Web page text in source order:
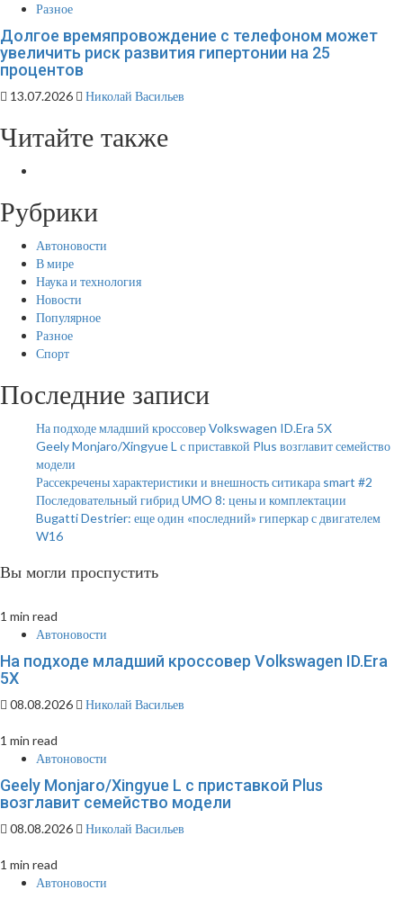
Разное
Долгое времяпровождение с телефоном может
увеличить риск развития гипертонии на 25
процентов
13.07.2026 Николай Васильев
Читайте также
Рубрики
Автоновости
В мире
Наука и технология
Новости
Популярное
Разное
Спорт
Последние записи
На подходе младший кроссовер Volkswagen ID.Era 5X
Geely Monjaro/Xingyue L с приставкой Plus возглавит семейство
модели
Рассекречены характеристики и внешность ситикара smart #2
Последовательный гибрид UMO 8: цены и комплектации
Bugatti Destrier: еще один «последний» гиперкар с двигателем
W16
Вы могли проспустить
1 min read
Автоновости
На подходе младший кроссовер Volkswagen ID.Era
5X
08.08.2026 Николай Васильев
1 min read
Автоновости
Geely Monjaro/Xingyue L с приставкой Plus
возглавит семейство модели
08.08.2026 Николай Васильев
1 min read
Автоновости